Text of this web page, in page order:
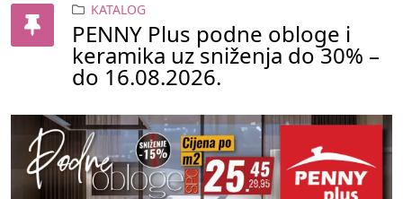
KATALOG
PENNY Plus podne obloge i
keramika uz sniženja do 30% –
do 16.08.2026.